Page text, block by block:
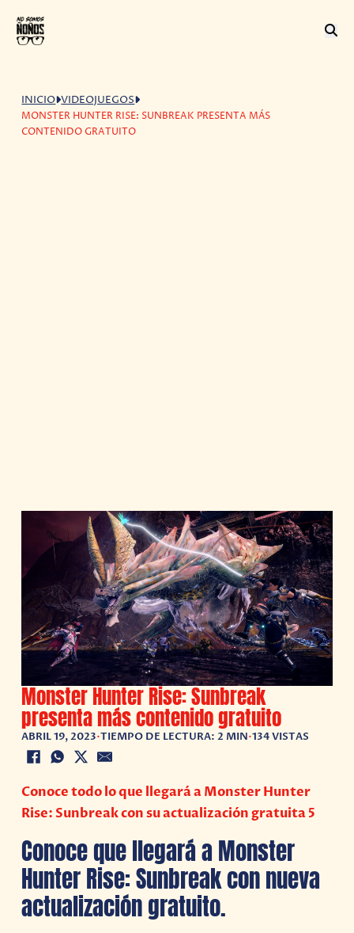
INICIO VIDEOJUEGOS
MONSTER HUNTER RISE: SUNBREAK PRESENTA MÁS
CONTENIDO GRATUITO
Monster Hunter Rise: Sunbreak
presenta más contenido gratuito
ABRIL 19, 2023•TIEMPO DE LECTURA: 2 MIN•134 VISTAS
Conoce todo lo que llegará a Monster Hunter
Rise: Sunbreak con su actualización gratuita 5
Conoce que llegará a Monster
Hunter Rise: Sunbreak con nueva
actualización gratuito.